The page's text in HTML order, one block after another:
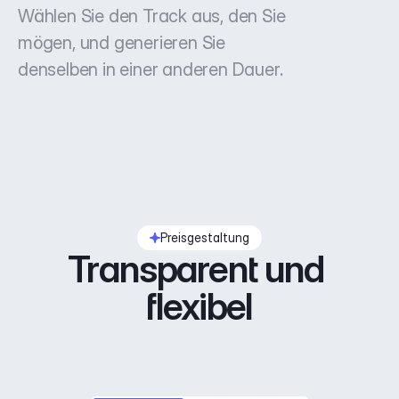
Wählen Sie den Track aus, den Sie
mögen, und generieren Sie
denselben in einer anderen Dauer.
Preisgestaltung
Transparent und
flexibel